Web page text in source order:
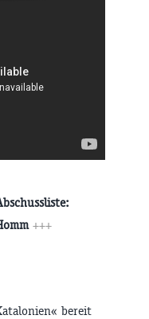
+++
bereit